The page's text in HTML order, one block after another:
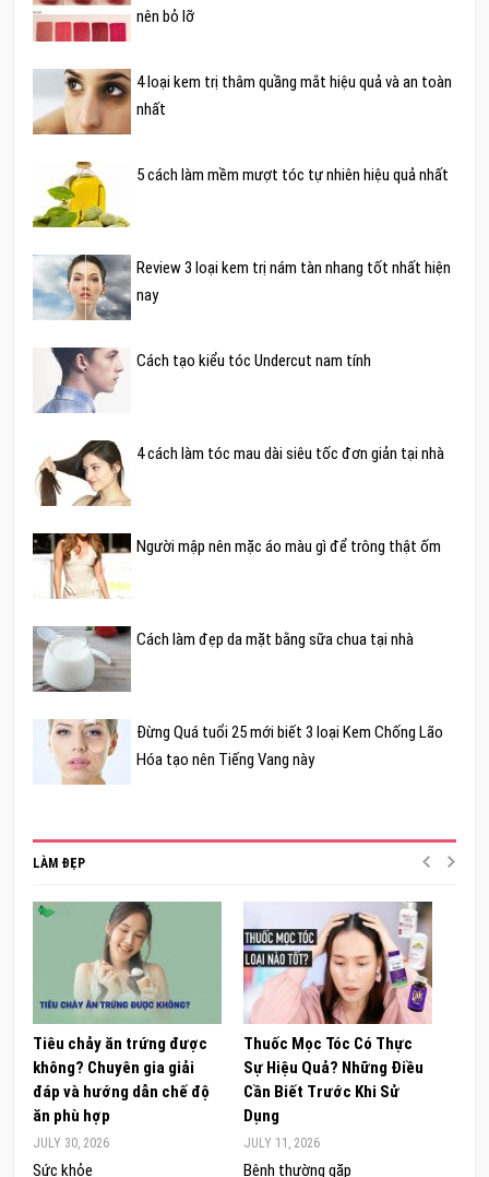
nên bỏ lỡ
4 loại kem trị thâm quầng mắt hiệu quả và an toàn
nhất
5 cách làm mềm mượt tóc tự nhiên hiệu quả nhất
Review 3 loại kem trị nám tàn nhang tốt nhất hiện
nay
Cách tạo kiểu tóc Undercut nam tính
4 cách làm tóc mau dài siêu tốc đơn giản tại nhà
Người mập nên mặc áo màu gì để trông thật ốm
Cách làm đẹp da mặt bằng sữa chua tại nhà
Đừng Quá tuổi 25 mới biết 3 loại Kem Chống Lão
Hóa tạo nên Tiếng Vang này
LÀM ĐẸP
Tiêu chảy ăn trứng được
không? Chuyên gia giải
đáp và hướng dẫn chế độ
ăn phù hợp
JULY 30, 2026
Sức khỏe
Thuốc Mọc Tóc Có Thực
Sự Hiệu Quả? Những Điều
Cần Biết Trước Khi Sử
Dụng
JULY 11, 2026
Bệnh thường gặp